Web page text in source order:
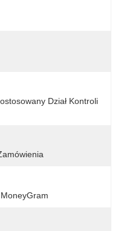
Dział Kontroli